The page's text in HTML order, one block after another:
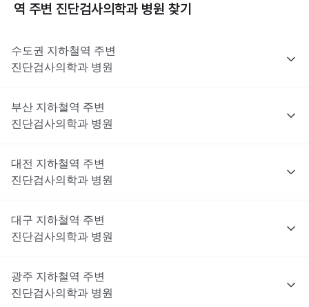
역 주변 진단검사의학과 병원 찾기
수도권 지하철역 주변
진단검사의학과 병원
부산 지하철역 주변
진단검사의학과 병원
대전 지하철역 주변
진단검사의학과 병원
대구 지하철역 주변
진단검사의학과 병원
광주 지하철역 주변
진단검사의학과 병원